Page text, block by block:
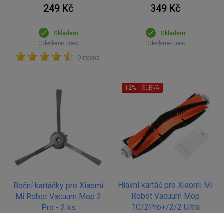
249 Kč
Skladem
Odešleme dnes
9 recenzí
349 Kč
Skladem
Odešleme dnes
Boční kartáčky pro Xiaomi
Mi Robot Vacuum Mop 2
Pro - 2 ks
Hlavní kartáč pro Xiaomi Mi
Robot Vacuum Mop
1C/2Pro+/2/2 Ultra
12% SLEVA